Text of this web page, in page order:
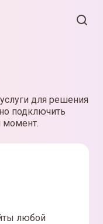
для решения
подключить
момент.
любой